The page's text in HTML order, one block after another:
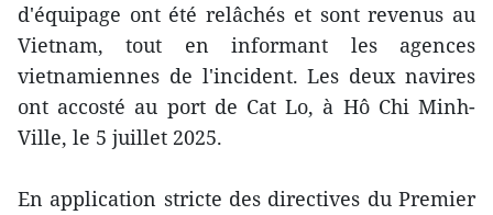
d'équipage ont été relâchés et sont revenus au
Vietnam, tout en informant les agences
vietnamiennes de l'incident. Les deux navires
ont accosté au port de Cat Lo, à Hô Chi Minh-
Ville, le 5 juillet 2025.
En application stricte des directives du Premier